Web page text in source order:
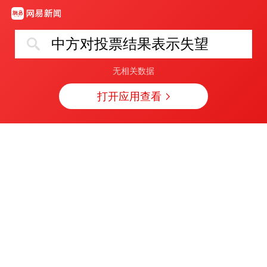
中方对投票结果表示失望
无相关数据
打开应用查看